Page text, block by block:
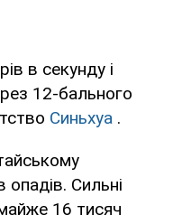
в секунду і
12-бального
Синьхуа .
Сильні
16 тисяч